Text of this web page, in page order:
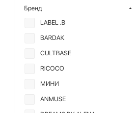
Бренд
LABEL .B
BARDAK
CULTBASE
RICOCO
МИНИ
ANMUSE